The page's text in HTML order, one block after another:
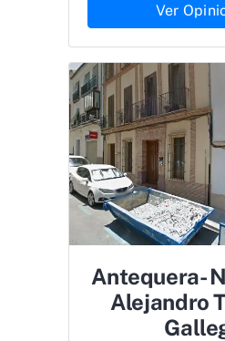
Ver
Antequera-
Alejandro